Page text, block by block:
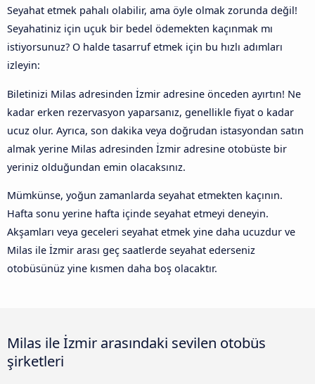
Seyahat etmek pahalı olabilir, ama öyle olmak zorunda değil!
Seyahatiniz için uçuk bir bedel ödemekten kaçınmak mı
istiyorsunuz? O halde tasarruf etmek için bu hızlı adımları
izleyin:
Biletinizi Milas adresinden İzmir adresine önceden ayırtın! Ne
kadar erken rezervasyon yaparsanız, genellikle fiyat o kadar
ucuz olur. Ayrıca, son dakika veya doğrudan istasyondan satın
almak yerine Milas adresinden İzmir adresine otobüste bir
yeriniz olduğundan emin olacaksınız.
Mümkünse, yoğun zamanlarda seyahat etmekten kaçının.
Hafta sonu yerine hafta içinde seyahat etmeyi deneyin.
Akşamları veya geceleri seyahat etmek yine daha ucuzdur ve
Milas ile İzmir arası geç saatlerde seyahat ederseniz
otobüsünüz yine kısmen daha boş olacaktır.
Milas ile İzmir arasındaki sevilen otobüs
şirketleri